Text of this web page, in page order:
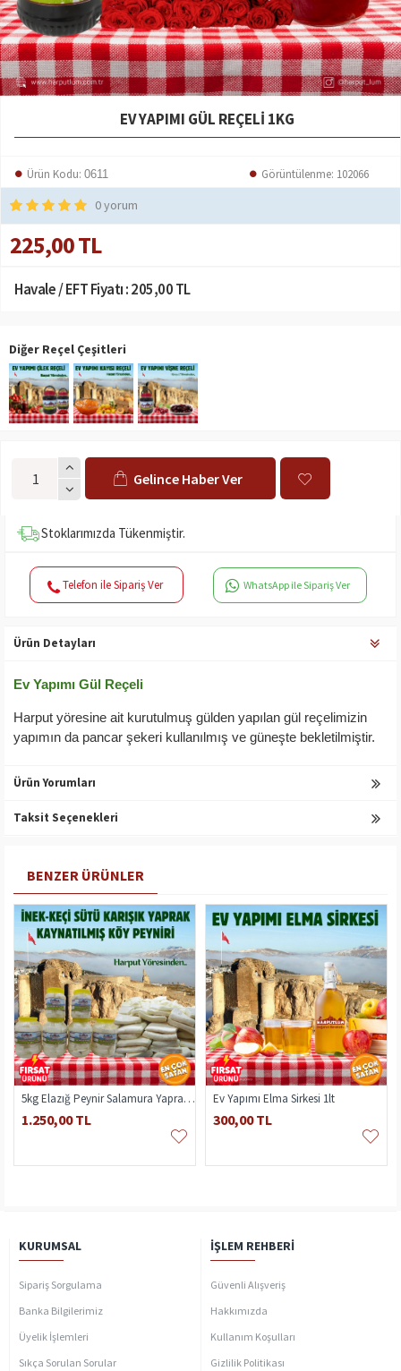
EV YAPIMI GÜL REÇELI 1KG
Ürün Kodu: 0611 Görüntülenme: 102066
0 yorum
225,00 TL
Havale / EFT Fiyatı :205,00 TL
Diğer Reçel Çeşitleri
Gelince Haber Ver
Stoklarımızda Tükenmiştir.
Telefon ile Sipariş Ver WhatsApp ile Sipariş Ver
Ürün Detayları
Ev Yapımı Gül Reçeli
Harput yöresine ait kurutulmuş gülden yapılan gül reçelimizin
yapımın da pancar şekeri kullanılmış ve güneşte bekletilmiştir.
Ürün Yorumları
Taksit Seçenekleri
BENZER ÜRÜNLER
5kg Elazığ Peynir Salamura Yaprak İnek Keçi
1.250,00 TL
Ev Yapımı Elma Sirkesi 1lt
300,00 TL
KURUMSAL
Sipariş Sorgulama
Banka Bilgilerimiz
Üyelik İşlemleri
Sıkça Sorulan Sorular
İŞLEM REHBERI
Güvenli Alışveriş
Hakkımızda
Kullanım Koşulları
Gizlilik Politikası